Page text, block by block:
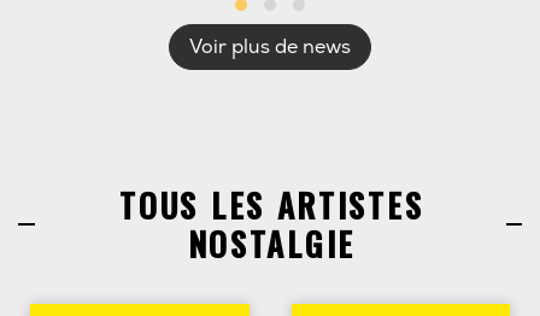
Voir plus de news
TOUS LES ARTISTES
NOSTALGIE